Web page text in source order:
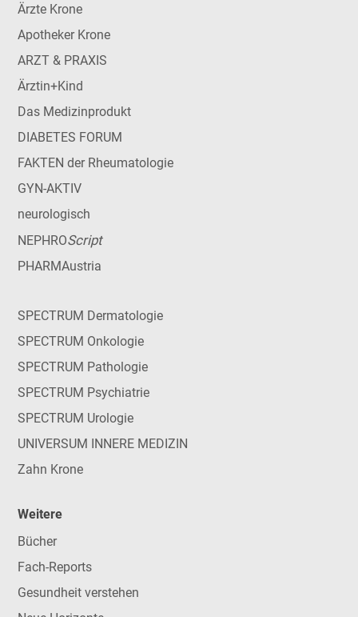
Ärzte Krone
Apotheker Krone
ARZT & PRAXIS
Ärztin+Kind
Das Medizinprodukt
DIABETES FORUM
FAKTEN der Rheumatologie
GYN-AKTIV
neurologisch
NEPHROScript
PHARMAustria
SPECTRUM Dermatologie
SPECTRUM Onkologie
SPECTRUM Pathologie
SPECTRUM Psychiatrie
SPECTRUM Urologie
UNIVERSUM INNERE MEDIZIN
Zahn Krone
Weitere
Bücher
Fach-Reports
Gesundheit verstehen